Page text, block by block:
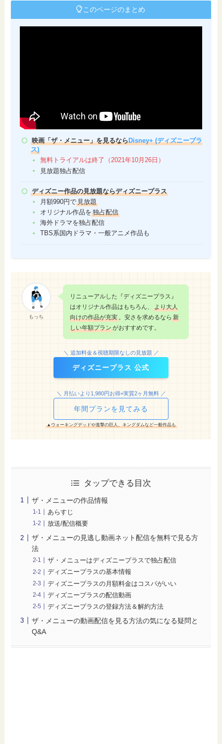
このページのまとめ
映画「ザ・メニュー」を見るならDisney+ (ディズニープラ
ス)
無料トライアルは終了（2021年10月26日）
見放題独占配信
ディズニー作品の見放題ならディズニープラス
月額990円で 見放題
オリジナル作品を 独占配信
海外ドラマを独占配信
TBS系国内ドラマ・一般アニメ作品も
もっち
リニューアルした『ディズニープラス』
はオリジナル作品はもちろん、
より大人
向けの作品が充実。安さを求めるなら 新
しい年額プランがおすすめです。
＼ 追加料金＆視聴期限なしの見放題 ／
ディズニープラス 公式
＼ 月払いより1,980円お得=実質2ヶ月無料 ／
年間プランを見てみる
▲ウォーキングデッドや進撃の巨人、キングダムなど一般作品も
タップできる目次
ザ・メニューの作品情報
あらすじ
放送/配信概要
ザ・メニューの見逃し動画ネット配信を無料で見る方
法
ザ・メニューはディズニープラスで独占配信
ディズニープラスの基本情報
ディズニープラスの月額料金はコスパがいい
ディズニープラスの配信動画
ディズニープラスの登録方法＆解約方法
ザ・メニューの動画配信を見る方法の気になる疑問と
Q&A